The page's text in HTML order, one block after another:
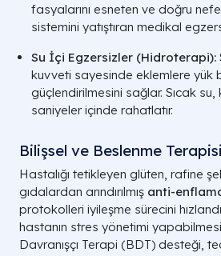
fasyalarını esneten ve doğru
sistemini yatıştıran medikal
Su İçi Egzersizler (Hidroterapi):
kuvveti sayesinde eklemlere yük
güçlendirilmesini sağlar. Sıcak su,
saniyeler içinde rahatlatır.
Bilişsel ve Beslenme Terapisi
Hastalığı tetikleyen glüten, rafine
gıdalardan arındırılmış anti-
protokolleri iyileşme sürecini
hastanın stres yönetimi
Davranışçı Terapi (BDT) desteği,